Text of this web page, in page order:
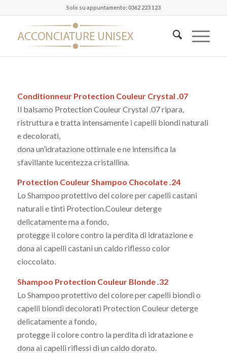
Solo su appuntamento: 0362 223 123
Conditionneur Protection Couleur Crystal .07
Il balsamo Protection Couleur Crystal .07 ripara,
ristruttura e tratta intensamente i capelli biondi naturali
e decolorati,
dona un’idratazione ottimale e ne intensifica la
sfavillante lucentezza cristallina.
Protection Couleur Shampoo Chocolate .24
Lo Shampoo protettivo del colore per capelli castani
naturali e tinti Protection.Couleur deterge
delicatamente ma a fondo,
protegge il colore contro la perdita di idratazione e
dona ai capelli castani un caldo riflesso color
cioccolato.
Shampoo Protection Couleur Blonde .32
Lo Shampoo protettivo del colore per capelli biondi o
capelli biondi decolorati Protection Couleur deterge
delicatamente a fondo,
protegge il colore contro la perdita di idratazione e
dona ai capelli riflessi di un caldo dorato.